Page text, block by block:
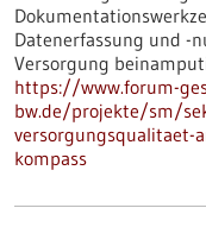
Datenerfassung und -
Versorgung
https://www.forum-
bw.de/projekte/sm/
versorgungsqualitaet-
kompass